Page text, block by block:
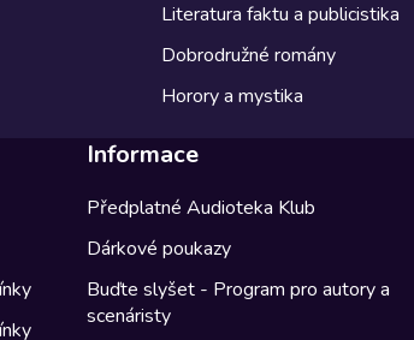
Literatura faktu a publicistika
Dobrodružné romány
Horory a mystika
Informace
Předplatné Audioteka Klub
Dárkové poukazy
Buďte slyšet - Program pro autory a
scenáristy